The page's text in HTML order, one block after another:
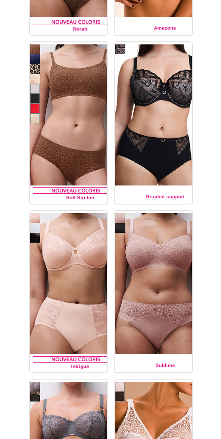
Norah
CHANTELLE
Amazone
CHANTELLE
Soft Stretch
CHANTELLE
Graphic support
CHANTELLE
Intrigue
CHANTELLE
Sublime
CHANTELLE